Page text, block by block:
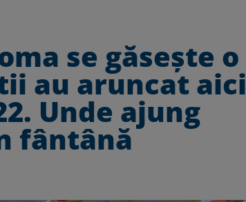
se găsește o
au aruncat aici
Unde ajung
fântână